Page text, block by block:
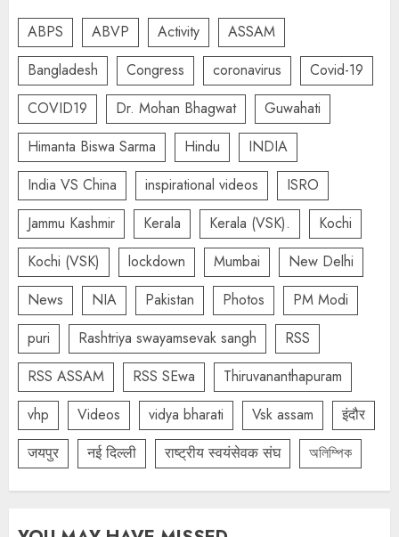
ABPS ABVP Activity
ASSAM
Bangladesh
Congress coronavirus
Covid-19
COVID19
Dr. Mohan Bhagwat
Guwahati
Himanta Biswa Sarma
Hindu
INDIA
India VS China
inspirational videos
ISRO
Jammu Kashmir
Kerala Kerala (VSK).
Kochi
Kochi (VSK)
lockdown Mumbai
New Delhi
News
NIA Pakistan Photos
PM Modi
puri
Rashtriya swayamsevak sangh
RSS
RSS ASSAM
RSS SEwa
Thiruvananthapuram
vhp
Videos vidya bharati Vsk assam
इंदौर
जयपुर
नई दिल्ली राष्ट्रीय स्वयंसेवक संघ অলিম্পিক